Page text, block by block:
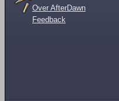
Over AfterDawn
Feedback